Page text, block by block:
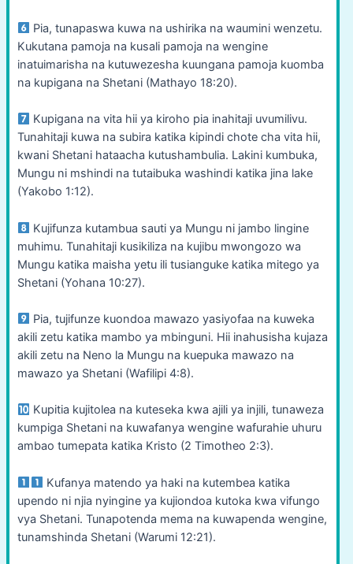
Pia, tunapaswa kuwa na ushirika na waumini wenzetu.
Kukutana pamoja na kusali pamoja na wengine
inatuimarisha na kutuwezesha kuungana pamoja kuomba
na kupigana na Shetani (Mathayo 18:20).
Kupigana na vita hii ya kiroho pia inahitaji uvumilivu.
Tunahitaji kuwa na subira katika kipindi chote cha vita hii,
kwani Shetani hataacha kutushambulia. Lakini kumbuka,
Mungu ni mshindi na tutaibuka washindi katika jina lake
(Yakobo 1:12).
Kujifunza kutambua sauti ya Mungu ni jambo lingine
muhimu. Tunahitaji kusikiliza na kujibu mwongozo wa
Mungu katika maisha yetu ili tusianguke katika mitego ya
Shetani (Yohana 10:27).
Pia, tujifunze kuondoa mawazo yasiyofaa na kuweka
akili zetu katika mambo ya mbinguni. Hii inahusisha kujaza
akili zetu na Neno la Mungu na kuepuka mawazo na
mawazo ya Shetani (Wafilipi 4:8).
Kupitia kujitolea na kuteseka kwa ajili ya injili, tunaweza
kumpiga Shetani na kuwafanya wengine wafurahie uhuru
ambao tumepata katika Kristo (2 Timotheo 2:3).
Kufanya matendo ya haki na kutembea katika
upendo ni njia nyingine ya kujiondoa kutoka kwa vifungo
vya Shetani. Tunapotenda mema na kuwapenda wengine,
tunamshinda Shetani (Warumi 12:21).